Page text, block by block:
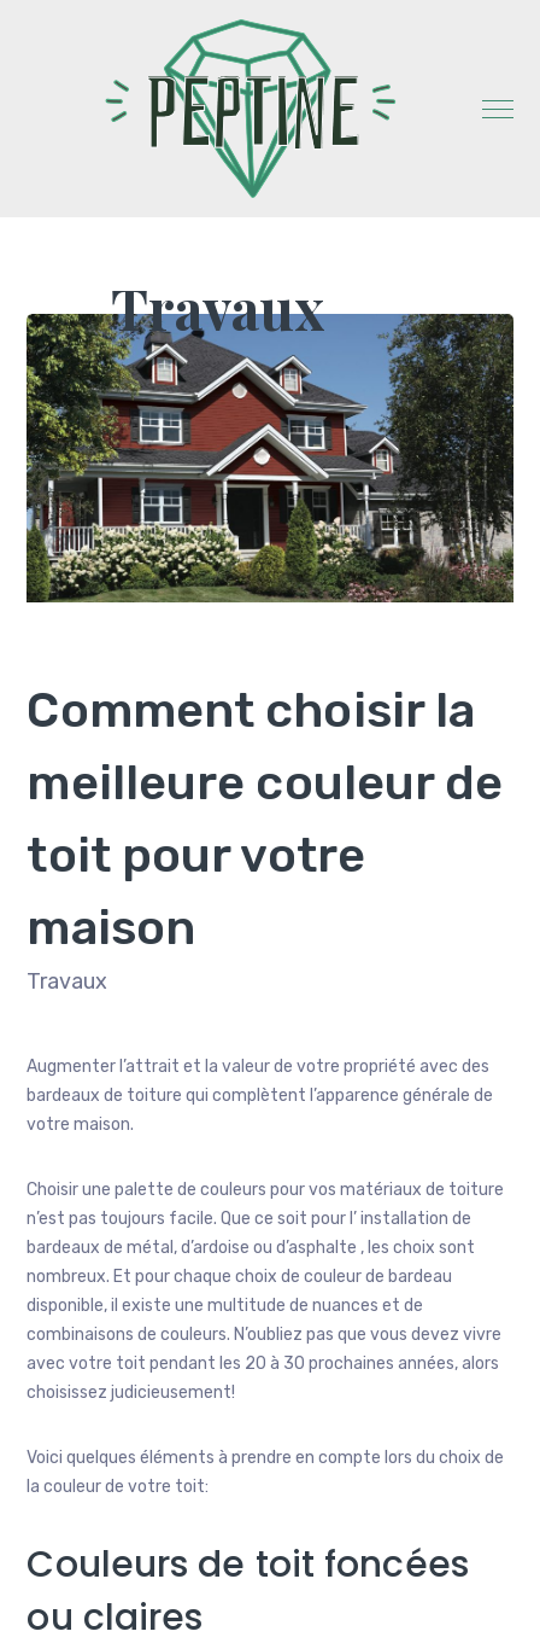
Travaux
Comment choisir la
meilleure couleur de
toit pour votre
maison
Travaux
Augmenter l’attrait et la valeur de votre propriété avec des
bardeaux de toiture qui complètent l’apparence générale de
votre maison.
Choisir une palette de couleurs pour vos matériaux de toiture
n’est pas toujours facile. Que ce soit pour l’ installation de
bardeaux de métal, d’ardoise ou d’asphalte , les choix sont
nombreux. Et pour chaque choix de couleur de bardeau
disponible, il existe une multitude de nuances et de
combinaisons de couleurs. N’oubliez pas que vous devez vivre
avec votre toit pendant les 20 à 30 prochaines années, alors
choisissez judicieusement!
Voici quelques éléments à prendre en compte lors du choix de
la couleur de votre toit:
Couleurs de toit foncées
ou claires